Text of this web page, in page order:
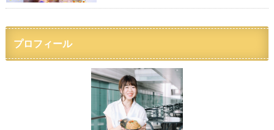
プロフィール